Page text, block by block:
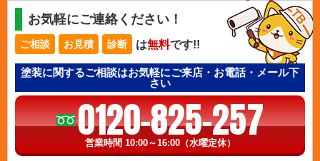
お気軽にご連絡ください！
ご相談 お見積 診断 は無料です!!
塗装に関するご相談はお気軽にご来店・お電話・メール下
さい
0120-825-257
営業時間 10:00～16:00（水曜定休）